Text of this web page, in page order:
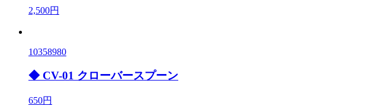
2,500円
10358980
◆ CV-01 クローバースプーン
650円